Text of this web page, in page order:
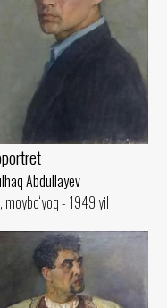
Abdullayev
moybo‘yoq - 1949 yil